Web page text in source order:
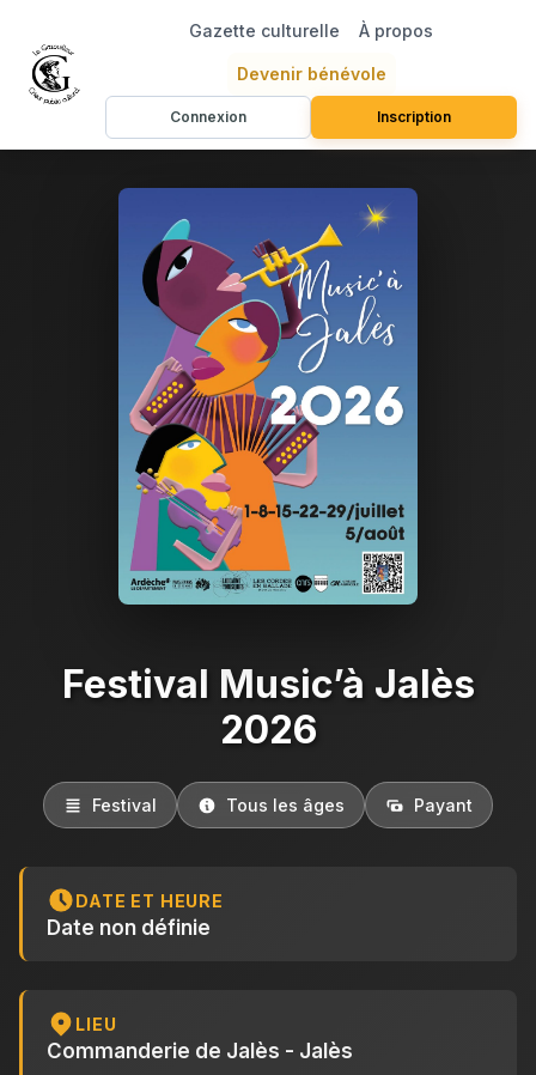
Gazette culturelle À propos
Devenir bénévole
Connexion Inscription
Festival Music’à Jalès
2026
Festival Tous les âges Payant
DATE ET HEURE
Date non définie
LIEU
Commanderie de Jalès - Jalès